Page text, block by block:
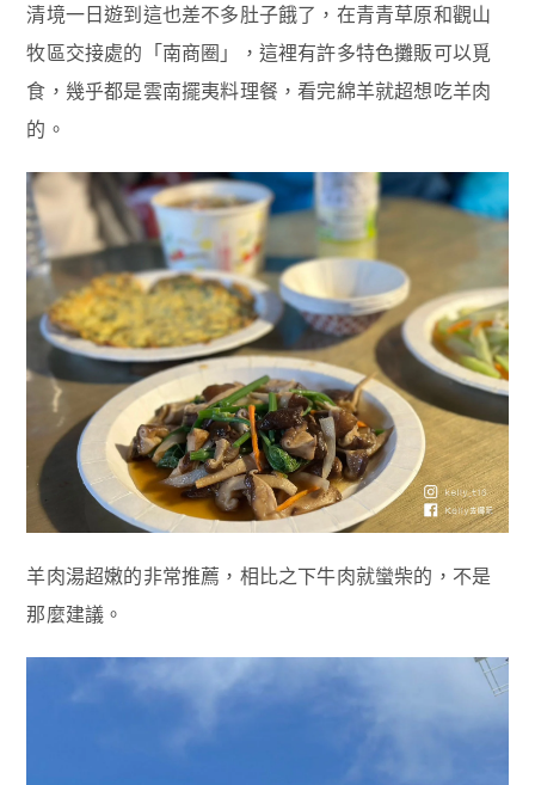
清境一日遊到這也差不多肚子餓了，在青青草原和觀山
牧區交接處的「南商圈」，這裡有許多特色攤販可以覓
食，幾乎都是雲南擺夷料理餐，看完綿羊就超想吃羊肉
的。
羊肉湯超嫩的非常推薦，相比之下牛肉就蠻柴的，不是
那麼建議。